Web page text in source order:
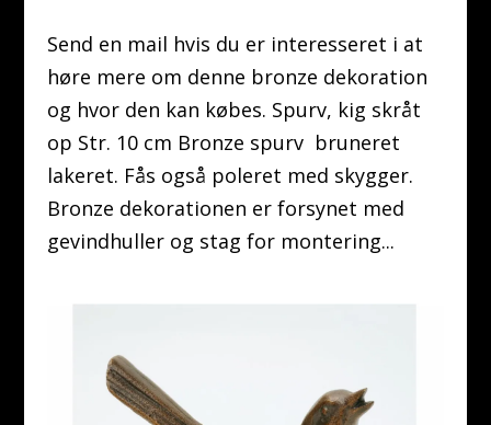
Send en mail hvis du er interesseret i at
høre mere om denne bronze dekoration
og hvor den kan købes. Spurv, kig skråt
op Str. 10 cm Bronze spurv bruneret
lakeret. Fås også poleret med skygger.
Bronze dekorationen er forsynet med
gevindhuller og stag for montering...